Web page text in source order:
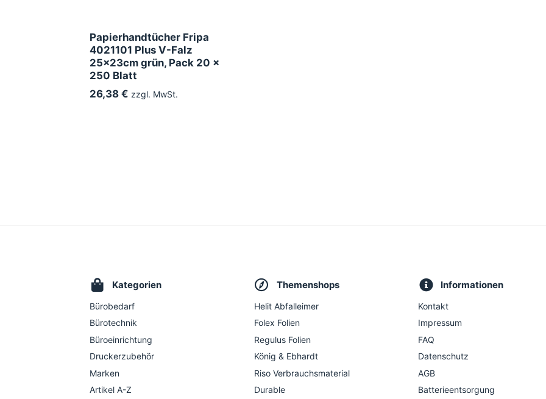
Papierhandtücher Fripa
4021101 Plus V-Falz
25x23cm grün, Pack 20 x
250 Blatt
26,38 € zzgl. MwSt.
Kategorien
Bürobedarf
Bürotechnik
Büroeinrichtung
Druckerzubehör
Marken
Artikel A-Z
Themenshops
Helit Abfalleimer
Folex Folien
Regulus Folien
König & Ebhardt
Riso Verbrauchsmaterial
Durable
Informationen
Kontakt
Impressum
FAQ
Datenschutz
AGB
Batterieentsorgung